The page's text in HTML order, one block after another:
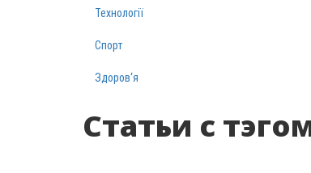
Технології
Спорт
Здоров‘я
Статьи с